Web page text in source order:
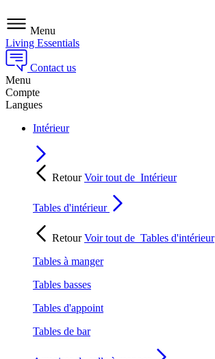
Menu
Living Essentials
Contact us
Menu
Compte
Langues
Intérieur
RetourVoir tout de Intérieur
Tables d'intérieur
RetourVoir tout de Tables d'intérieur
Tables à manger
Tables basses
Tables d'appoint
Tables de bar